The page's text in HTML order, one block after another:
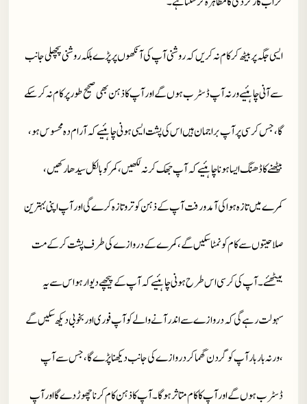
ایسی جگہ پر بیٹھ کر کام نہ کریں کہ روشنی آپ کی آنکھوں پر پڑے بلکہ روشنی پچھلی جانب
سے آنی چاہئیے ورنہ آپ ڈسٹرب ہوں گے اور آپ کا ذہن بھی صحیح طور پر کام نہ کر سکے
گا ، جس کرسی پر آپ براجمان ہیں اس کی پشت ایسی ہونی چاہئیے کہ آرام دہ محسوس ہو ،
بیٹھنے کا ڈھنگ ایسا ہونا چاہئیے کہ آپ جھک کر نہ لکھیں ، کمر کو بالکل سیدھا رکھیں ،
کمرے میں تازہ ہوا کی آمدورفت آپ کے ذہن کو تروتازہ کرے گی اور آپ اپنی بہترین
صلاحیتوں سے کام کو نمٹا سکیں گے ، کمرے کے دروازے کی طرف پشت کر کے مت
بیٹھئے ۔ آپ کی کرسی اس طرح ہونی چاہئیے کہ آپ کے پیچھے دیوار ہو اس سے یہ
سہولت رہے گی کہ دروازے سے اندر آنے والے کو آپ فوری اور بخوبی دیکھ سکیں گے
، ورنہ بار بار آپ کو گردن گھما کر دروازے کی جانب دیکھنا پڑے گا ، جس سے آپ
ڈسٹرب ہوں گے اور آپ کا کام متاثر ہوگا ۔ آپ کا ذہن کام کرنا چھوڑ دے گا اور آپ